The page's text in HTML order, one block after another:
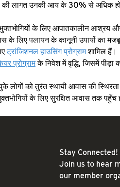
लागत उनकी आय के 30% से अधिक हो
के लिए आपातकालीन आश्रय
के लिए पलायन के कानूनी उपायों का
ट्रांजिशनल हाउसिंग प्रोग्रामशामिल हैं।
प्रोग्रामके निवेश में वृद्धि, जिसमें पीड़ा
को तुरंत स्थायी आवास की स्थिरता
के लिए सुरक्षित आवास तक
Stay Connected!
Join us to hear
our member